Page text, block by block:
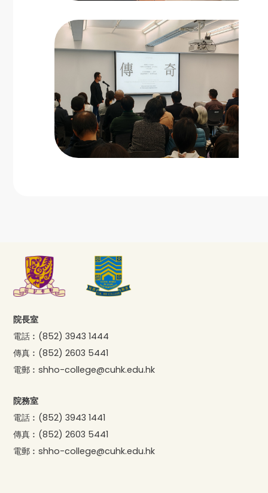
院長室
電話︰ (852) 3943 1444
傳真︰ (852) 2603 5441
電郵︰shho-college@cuhk.edu.hk
院務室
電話︰ (852) 3943 1441
傳真︰ (852) 2603 5441
電郵︰shho-college@cuhk.edu.hk